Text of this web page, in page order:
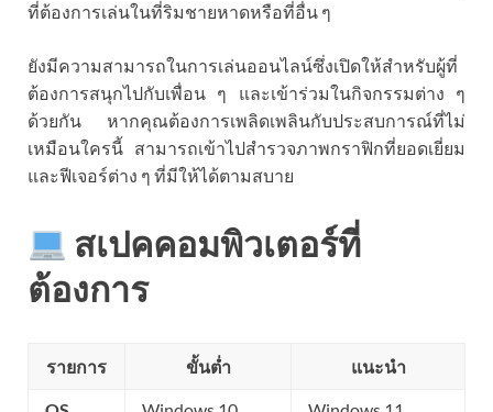
ที่ต้องการเล่นในที่ริมชายหาดหรือที่อื่น ๆ
ยังมีความสามารถในการเล่นออนไลน์ซึ่งเปิดให้สำหรับผู้ที่
ต้องการสนุกไปกับเพื่อน ๆ และเข้าร่วมในกิจกรรมต่าง ๆ
ด้วยกัน หากคุณต้องการเพลิดเพลินกับประสบการณ์ที่ไม่
เหมือนใครนี้ สามารถเข้าไปสำรวจภาพกราฟิกที่ยอดเยี่ยม
และฟีเจอร์ต่าง ๆ ที่มีให้ได้ตามสบาย
สเปคคอมพิวเตอร์ที่
ต้องการ
รายการ ขั้นต่ำ แนะนำ